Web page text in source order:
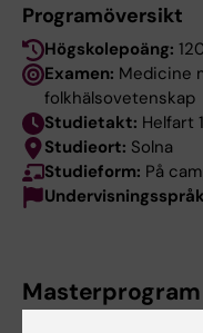
Programöversikt
Högskolepoäng:
Examen: Medicine
folkhälsovetenskap
Studietakt: Helfart
Studieort: Solna
Studieform: På